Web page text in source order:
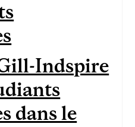
Indspire
dans le